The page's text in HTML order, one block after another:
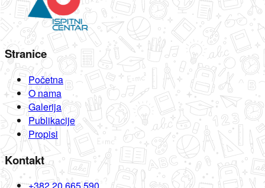
Stranice
Početna
O nama
Galerija
Publikacije
Propisi
Kontakt